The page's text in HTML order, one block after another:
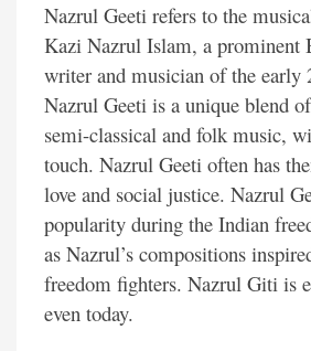
Nazrul Geeti refers to the
Kazi Nazrul Islam, a prominent
writer and musician of the early
Nazrul Geeti is a unique blend
semi-classical and folk music,
touch. Nazrul Geeti often has
love and social justice. Nazrul
popularity during the Indian
as Nazrul’s compositions
freedom fighters. Nazrul Giti is
even today.